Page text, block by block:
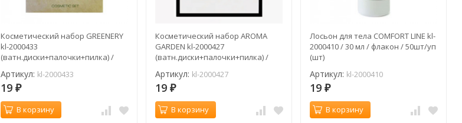
Косметический набор GREENERY
kl-2000433
(ватн.диски+палочки+пилка) /
Артикул: kl-2000433
19 ₽
В корзину
Косметический набор AROMA
GARDEN kl-2000427
(ватн.диски+палочки+пилка) /
Артикул: kl-2000427
19 ₽
В корзину
Лосьон для тела COMFORT LINE kl-
2000410 / 30 мл / флакон / 50шт/уп
(шт)
Артикул: kl-2000410
19 ₽
В корзину